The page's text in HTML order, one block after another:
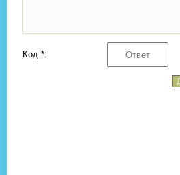
Код *: